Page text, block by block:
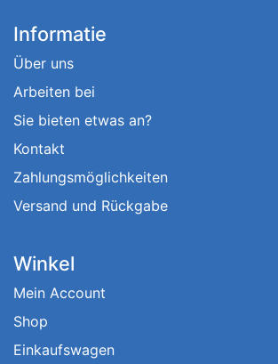
Informatie
Über uns
Arbeiten bei
Sie bieten etwas an?
Kontakt
Zahlungsmöglichkeiten
Versand und Rückgabe
Winkel
Mein Account
Shop
Einkaufswagen